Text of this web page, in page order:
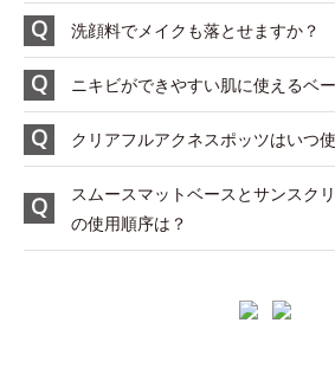
洗顔料でメイクも落とせますか？
ニキビができやすい肌に使えるベ
クリアフルアクネスポッツはいつ
スムースマットベースとサンスク
の使用順序は？